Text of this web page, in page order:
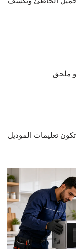
ملحق
تعليمات الموديل